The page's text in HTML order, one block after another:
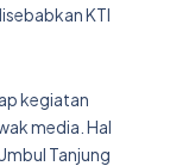
KTI
kegiatan
media. Hal
Tanjung